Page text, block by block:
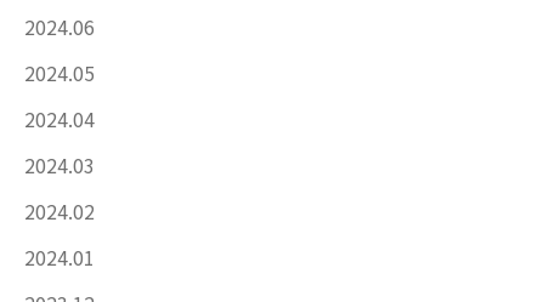
2024.06
2024.05
2024.04
2024.03
2024.02
2024.01